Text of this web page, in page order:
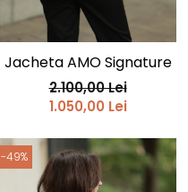
Jacheta AMO Signature
2.100,00 Lei
1.050,00 Lei
-49%